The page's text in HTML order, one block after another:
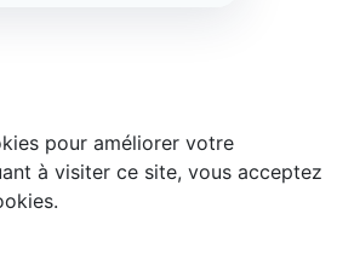
pour améliorer votre
à visiter ce site, vous acceptez